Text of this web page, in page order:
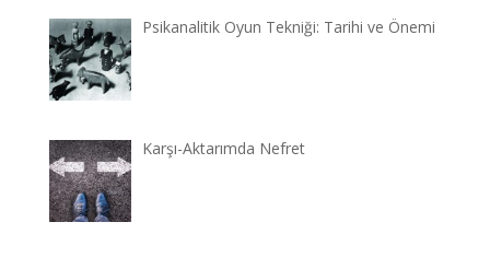
Psikanalitik Oyun Tekniği: Tarihi ve Önemi
Karşı-Aktarımda Nefret